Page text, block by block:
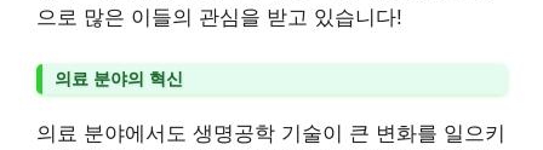
으로 많은 이들의 관심을 받고 있습니다!
의료 분야의 혁신
의료 분야에서도 생명공학 기술이 큰 변화를 일으키